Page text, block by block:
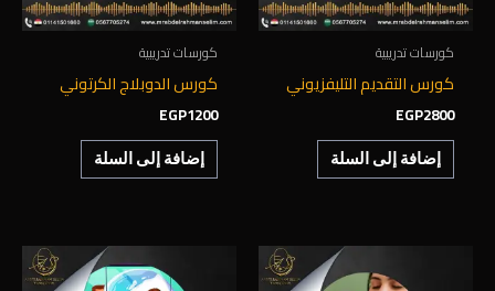
كورسات تدريبية
كورس التقديم التليفزيوني
EGP2800
إضافة إلى السلة
كورسات تدريبية
كورس الدوبلاج الكرتوني
EGP1200
إضافة إلى السلة